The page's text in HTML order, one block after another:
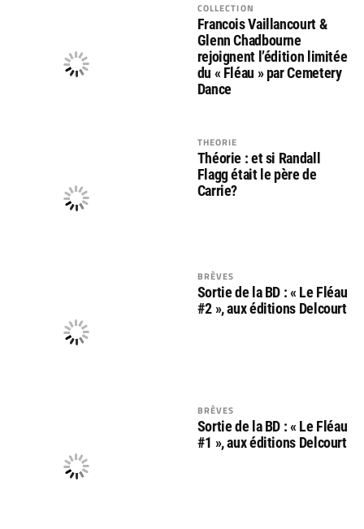
COLLECTION
Francois Vaillancourt &
Glenn Chadbourne
rejoignent l’édition limitée
du « Fléau » par Cemetery
Dance
THEORIE
Théorie : et si Randall
Flagg était le père de
Carrie?
BRÈVES
Sortie de la BD : « Le Fléau
#2 », aux éditions Delcourt
BRÈVES
Sortie de la BD : « Le Fléau
#1 », aux éditions Delcourt